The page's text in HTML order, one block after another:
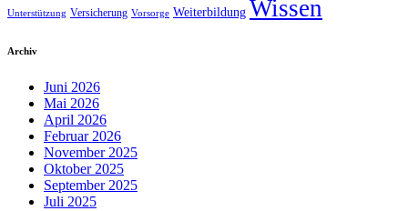
Unterstützung Versicherung Vorsorge Weiterbildung Wissen
Archiv
Juni 2026
Mai 2026
April 2026
Februar 2026
November 2025
Oktober 2025
September 2025
Juli 2025